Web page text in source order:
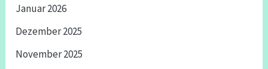
Januar 2026
Dezember 2025
November 2025